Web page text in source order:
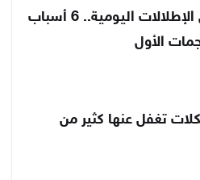
من السجادة الحمراء إلى الإطلالات اليومية.. 6 أسباب
الأول
تغفل عنها كثير من